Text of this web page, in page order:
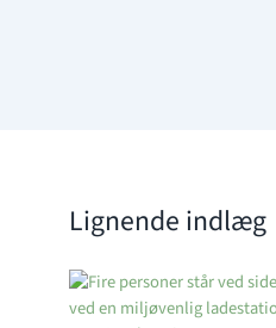
Lignende indlæg